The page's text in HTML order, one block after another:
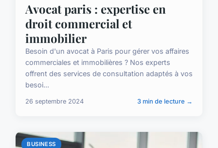
Avocat paris : expertise en
droit commercial et
immobilier
Besoin d'un avocat à Paris pour gérer vos affaires
commerciales et immobilières ? Nos experts
offrent des services de consultation adaptés à vos
besoi...
26 septembre 2024 3 min de lecture →
BUSINESS